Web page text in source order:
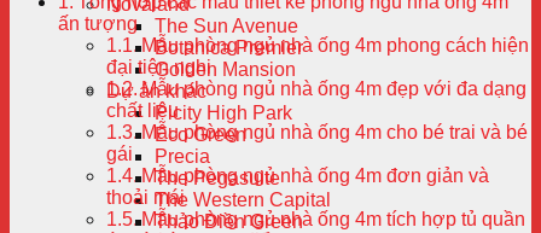
Novaland
The Sun Avenue
Botanica Premier
Golden Mansion
Dự án khác
Picity High Park
Eco Green
Precia
The Pegasuite
The Western Capital
Thảo Điền Green
ấn tượng
Mẫu phòng ngủ nhà ống 4m phong cách hiện
đại tiện nghi
Mẫu phòng ngủ nhà ống 4m đẹp với đa dạng
chất liệu
Mẫu phòng ngủ nhà ống 4m cho bé trai và bé
gái
Mẫu phòng ngủ nhà ống 4m đơn giản và
thoải mái
Mẫu phòng ngủ nhà ống 4m tích hợp tủ quần